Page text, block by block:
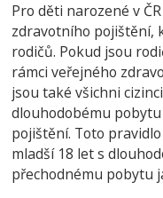
Pro děti narozené v
zdravotního pojištění,
rodičů. Pokud jsou
rámci veřejného
jsou také všichni
dlouhodobému
pojištění. Toto
mladší 18 let s
přechodnému pobytu